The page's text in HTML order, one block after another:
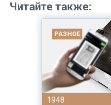
Читайте также:
РАЗНОЕ
1948